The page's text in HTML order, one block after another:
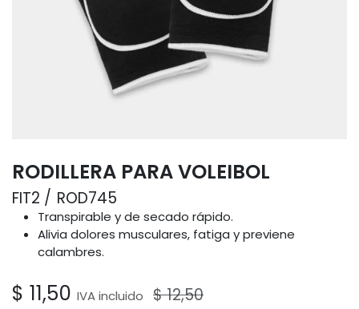
RODILLERA PARA VOLEIBOL
FIT2 ROD745
Transpirable y de secado rápido.
Alivia dolores musculares, fatiga y previene
calambres.
$ 11,50 IVA incluido $12,50